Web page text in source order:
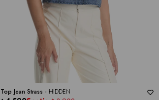
Top Jean Strass - HIDDEN